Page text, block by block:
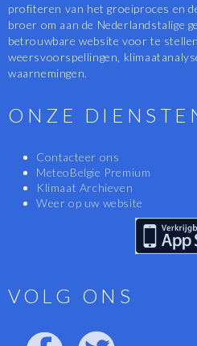
profiteren van het groeiproces en
broer om aan de Nederlandstalige
betrouwbare website voor te
weersvoorspellingen,
waarnemingen.
ONZE
Contacteer ons
MeteoBelgie Premium
Klimaat Archieven
Weer op uw website
VOLG ONS